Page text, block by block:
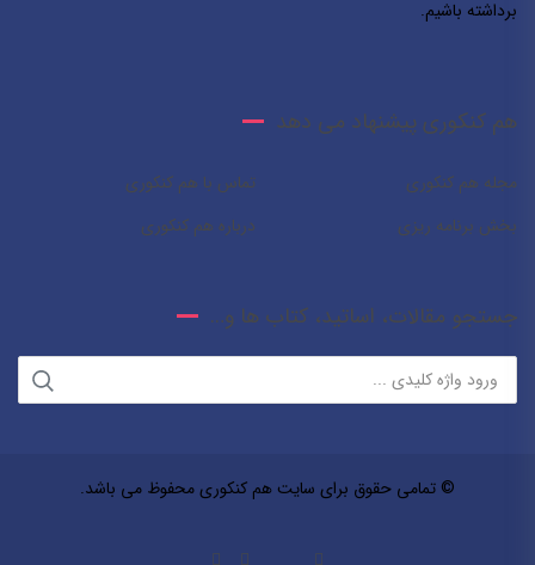
برداشته باشیم.
هم کنکوری پیشنهاد می دهد
مجله هم کنکوری
تماس با هم کنکوری
بخش برنامه ریزی
درباره هم کنکوری
جستجو مقالات، اساتید، کتاب ها و…
© تمامی حقوق برای سایت هم کنکوری محفوظ می باشد.